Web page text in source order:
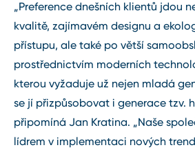
„Preference dnešních klientů jdou
kvalitě, zajímavém designu a
přístupu, ale také po větší
prostřednictvím moderních
kterou vyžaduje už nejen mladá
se jí přizpůsobovat i generace tzv.
připomíná Jan Kratina. „Naše
lídrem v implementaci nových